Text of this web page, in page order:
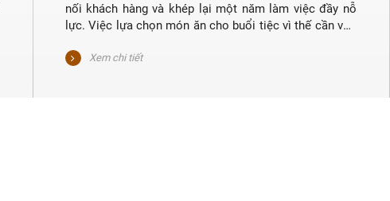
nối khách hàng và khép lại một năm làm việc đầy nỗ
lực. Việc lựa chọn món ăn cho buổi tiệc vì thế cần vừa
của đơn vị tổ chức. Bài viết sau sẽ gợi ý những món
Xem chi tiết